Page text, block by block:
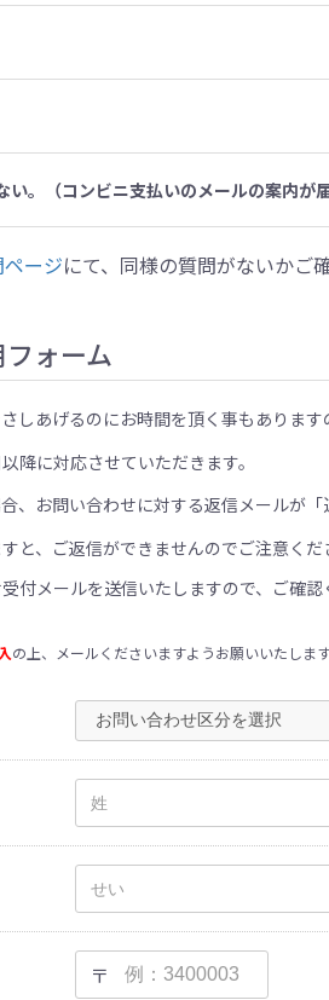
。（コンビニ支払いのメールの案内が届
ージにて、同様の質問がないかご
ォーム
しあげるのにお時間を頂く事もあります
降に対応させていただきます。
、お問い合わせに対する返信メールが
と、ご返信ができませんのでご注意くだ
付メールを送信いたしますので、ご確認
の上、メールくださいますようお願いいたします
〒